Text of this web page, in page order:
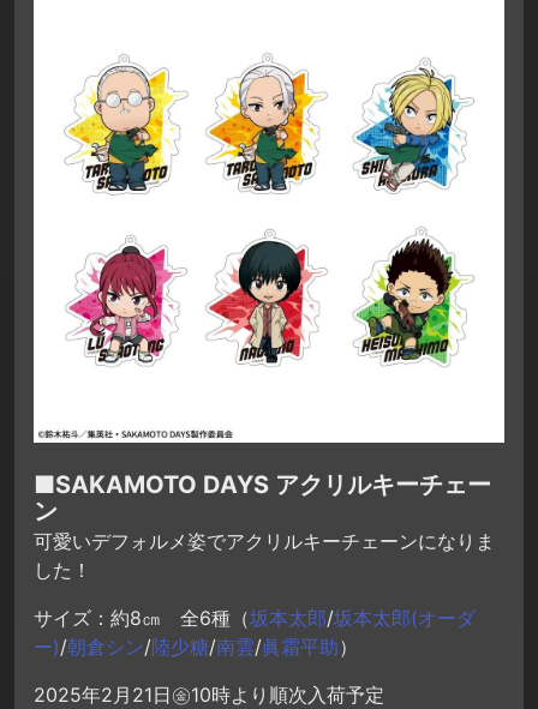
■SAKAMOTO DAYS アクリルキーチェー
ン
可愛いデフォルメ姿でアクリルキーチェーンになりま
した！
サイズ：約8㎝ 全6種（坂本太郎/坂本太郎(オーダ
ー)/朝倉シン/陸少糖/南雲/眞霜平助）
2025年2月21日㊎10時より順次入荷予定